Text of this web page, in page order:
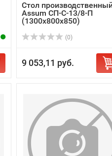
Стол
Assum СП-С-13/8-П
(1300х800х850)
(0)
9 053,11 руб.